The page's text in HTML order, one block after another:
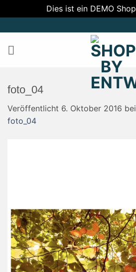
Dies ist ein DEMO Shop
Inhalt
springen
foto_04
Veröffentlicht 6. Oktober 2016 bei
foto_04